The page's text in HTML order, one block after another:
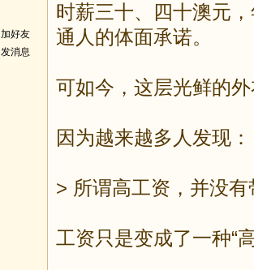
加好友
发消息
时薪三十、四十澳元
通人的体面承诺。
可如今，这层光鲜的
因为越来越多人发现：
> 所谓高工资，并没
工资只是变成了一种“